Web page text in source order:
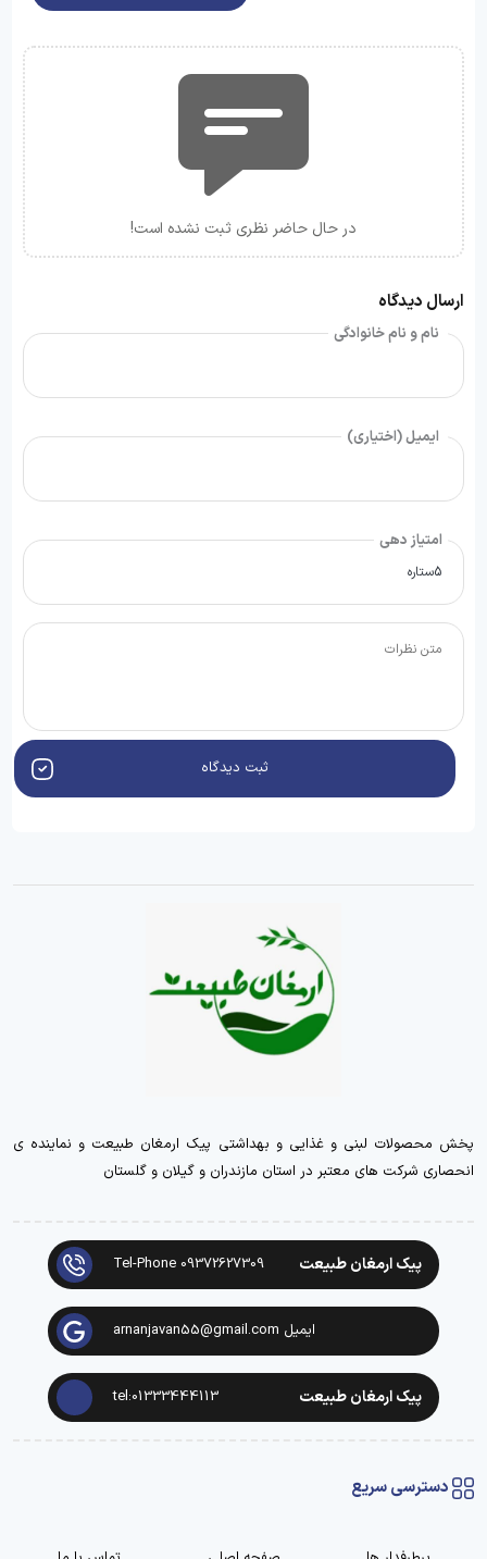
در حال حاضر نظری ثبت نشده است!
ارسال دیدگاه
نام و نام خانوادگی
ایمیل (اختیاری)
امتیاز دهی
ثبت دیدگاه
پخش محصولات لبنی و غذایی و بهداشتی پیک ارمغان طبیعت و نماینده ی
انحصاری شرکت های معتبر در استان مازندران و گیلان و گلستان
پیک ارمغان طبیعت Tel-Phone 09372627309
ایمیل arnanjavan55@gmail.com
پیک ارمغان طبیعت tel:01333444113
دسترسی سریع